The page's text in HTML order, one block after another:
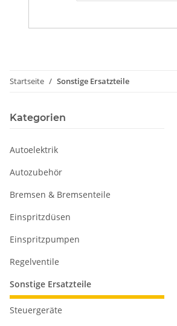
Startseite Sonstige Ersatzteile
Kategorien
Autoelektrik
Autozubehör
Bremsen & Bremsenteile
Einspritzdüsen
Einspritzpumpen
Regelventile
Sonstige Ersatzteile
Steuergeräte